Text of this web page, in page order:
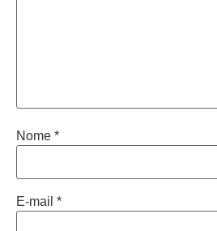
Nome *
E-mail *